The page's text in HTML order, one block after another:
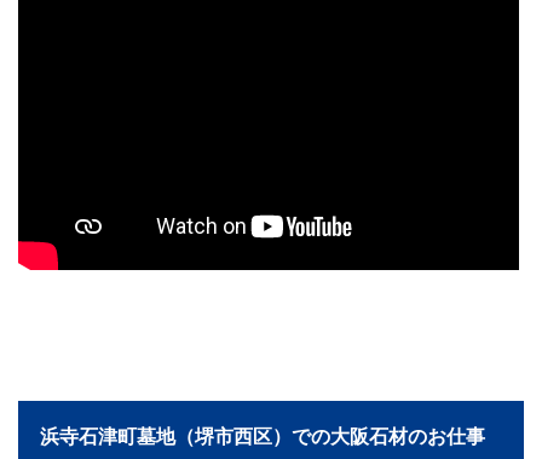
浜寺石津町墓地（堺市西区）での大阪石材のお仕事